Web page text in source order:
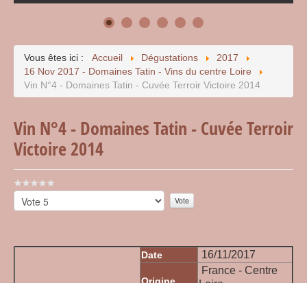
Vous êtes ici : Accueil Dégustations
2017
16 Nov 2017 - Domaines Tatin - Vins du centre Loire
Vin N°4 - Domaines Tatin - Cuvée Terroir Victoire 2014
Vin N°4 - Domaines Tatin - Cuvée Terroir
Victoire 2014
Vote
utilisateur:
Veuillez
voter
Date 16/11/2017
France - Centre